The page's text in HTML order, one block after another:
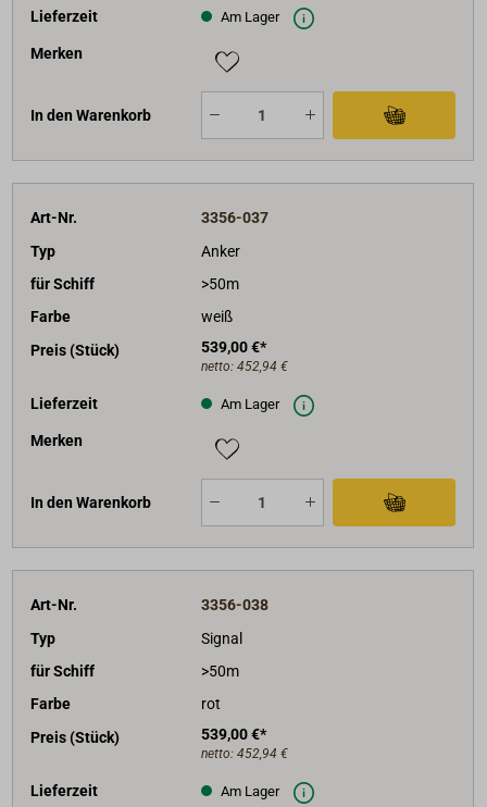
Lieferzeit Am Lager
Merken
In den Warenkorb
Art-Nr.
3356-037
Typ
Anker
für Schiff
>50m
Farbe
weiß
Preis (Stück)
539,00 €*
netto: 452,94 €
Lieferzeit Am Lager
Merken
In den Warenkorb
Art-Nr.
3356-038
Typ
Signal
für Schiff
>50m
Farbe
rot
Preis (Stück)
539,00 €*
netto: 452,94 €
Lieferzeit Am Lager